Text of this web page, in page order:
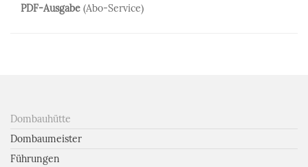
PDF-Ausgabe (Abo-Service)
Dombauhütte
Dombaumeister
Führungen